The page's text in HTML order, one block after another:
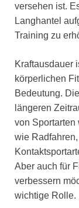
versehen ist.
Langhantel
Training zu
Kraftausdauer
körperlichen
Bedeutung.
längeren
von
wie
Aber auch für
verbessern
wichtige Rolle.